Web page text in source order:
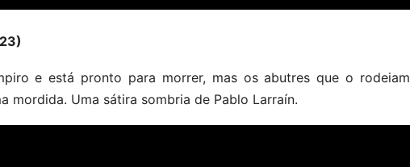
e está pronto para morrer, mas os abutres que o rodeiam
mordida. Uma sátira sombria de Pablo Larraín.